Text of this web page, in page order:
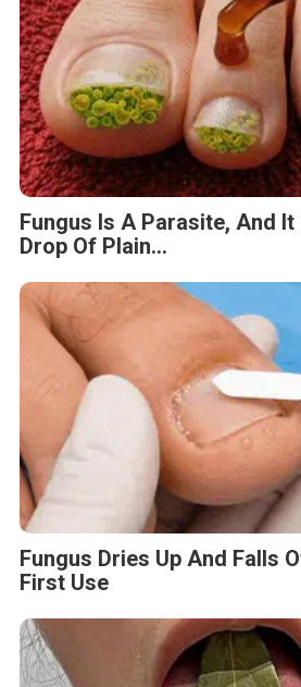
Fungus Is A Parasite, And
Drop Of Plain...
Fungus Dries Up And Falls
First Use